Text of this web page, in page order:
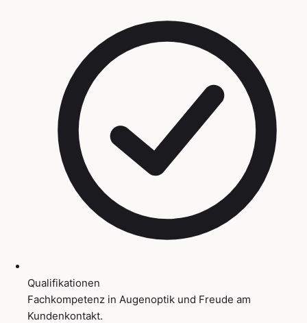
Qualifikationen
Fachkompetenz in Augenoptik und Freude am
Kundenkontakt.